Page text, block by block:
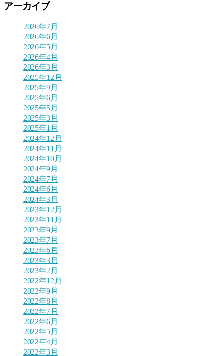
アーカイブ
2026年7月
2026年6月
2026年5月
2026年4月
2026年3月
2025年12月
2025年9月
2025年6月
2025年5月
2025年3月
2025年1月
2024年12月
2024年11月
2024年10月
2024年9月
2024年7月
2024年6月
2024年3月
2023年12月
2023年11月
2023年9月
2023年7月
2023年6月
2023年3月
2023年2月
2022年12月
2022年9月
2022年8月
2022年7月
2022年6月
2022年5月
2022年4月
2022年3月